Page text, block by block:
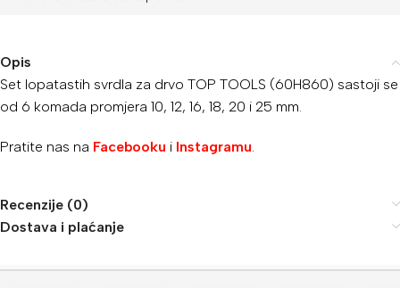
Opis
Set lopatastih svrdla za drvo TOP TOOLS (60H860) sastoji se
od 6 komada promjera 10, 12, 16, 18, 20 i 25 mm.
Pratite nas na Facebooku i Instagramu
Recenzije (0)
Dostava i plaćanje